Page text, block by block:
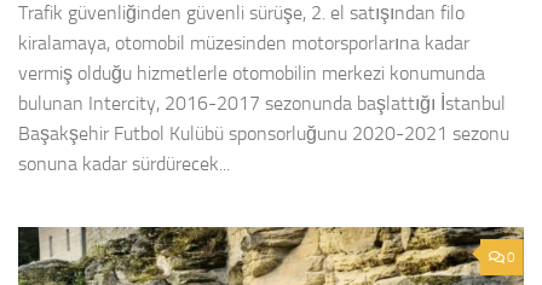
Trafik güvenliğinden güvenli sürüşe, 2. el satışından filo
kiralamaya, otomobil müzesinden motorsporlarına kadar
vermiş olduğu hizmetlerle otomobilin merkezi konumunda
bulunan Intercity, 2016-2017 sezonunda başlattığı İstanbul
Başakşehir Futbol Kulübü sponsorluğunu 2020-2021 sezonu
sonuna kadar sürdürecek...
0